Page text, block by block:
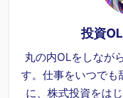
投資
丸の内OLをしなが
す。仕事をいつでも
に、株式投資をは